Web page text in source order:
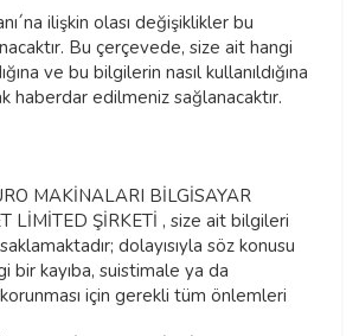
ilişkin olası değişiklikler bu
Bu çerçevede, size ait hangi
ve bu bilgilerin nasıl kullanıldığına
haberdar edilmeniz sağlanacaktır.
MAKİNALARI BİLGİSAYAR
LİMİTED ŞİRKETİ , size ait bilgileri
dolayısıyla söz konusu
bir kayıba, suistimale ya da
için gerekli tüm önlemleri